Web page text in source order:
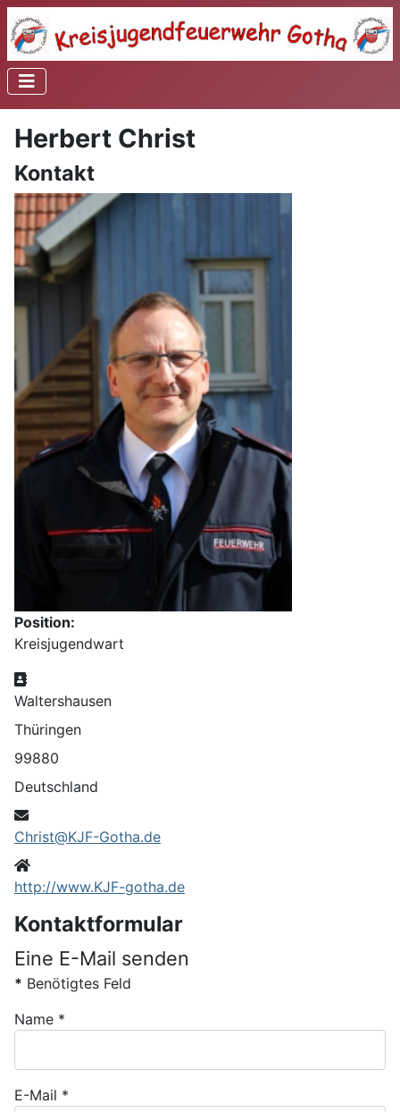
Herbert Christ
Kontakt
Position:
Kreisjugendwart
Adresse
Waltershausen
Thüringen
99880
Deutschland
E-Mail
Christ@KJF-Gotha.de
Website
http://www.KJF-gotha.de
Kontaktformular
Eine E-Mail senden
* Benötigtes Feld
Name *
E-Mail *